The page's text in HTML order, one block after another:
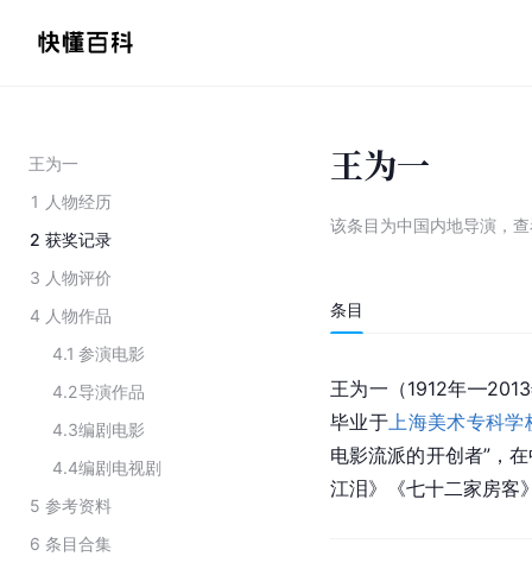
王为一
1 人物经历
2 获奖记录
3 人物评价
4 人物作品
4.1 参演电影
4.2导演作品
4.3编剧电影
4.4编剧电视剧
5 参考资料
6 条目合集
王为一
该条目为中国内地导演 ，
条目
王为一（1912年
毕业于 上海美术专科学
电影流派的开创者”，
江泪》《七十二家房客